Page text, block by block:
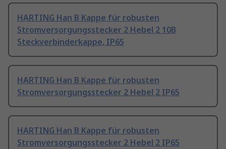
HARTING Han B Kappe für robusten
Stromversorgungsstecker 2 Hebel 2 10B
Steckverbinderkappe, IP65
HARTING Han B Kappe für robusten
Stromversorgungsstecker 2 Hebel 2 IP65
HARTING Han B Kappe für robusten
Stromversorgungsstecker 2 Hebel 2 IP65